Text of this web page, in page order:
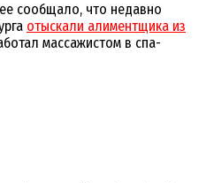
сообщало, что недавно
отыскали алиментщика из
массажистом в спа-